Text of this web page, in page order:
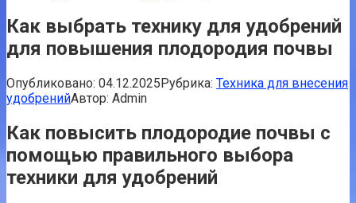
Как выбрать технику для удобрений
для повышения плодородия почвы
Опубликовано: 04.12.2025Рубрика: Техника для внесения
удобренийАвтор: Admin
Как повысить плодородие почвы с
помощью правильного выбора
техники для удобрений